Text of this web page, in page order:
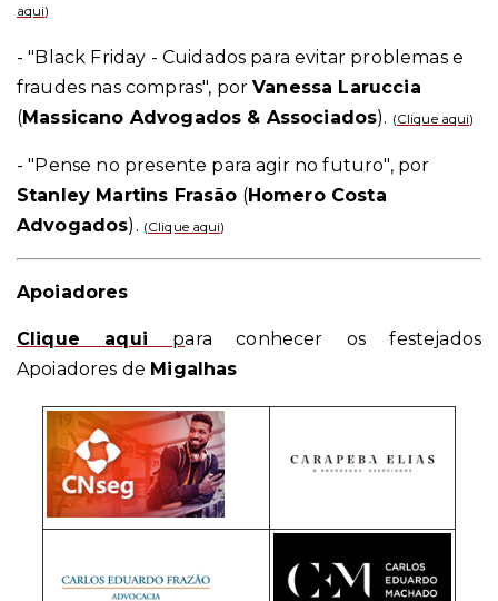
aqui)
- "Black Friday - Cuidados para evitar problemas e
fraudes nas compras", porVanessa Laruccia
(Massicano Advogados & Associados). (Clique aqui)
- "Pense no presente para agir no futuro", por
Stanley Martins Frasão (Homero Costa
Advogados). (Clique aqui)
Apoiadores
Clique aqui para conhecer os festejados
Apoiadores de Migalhas